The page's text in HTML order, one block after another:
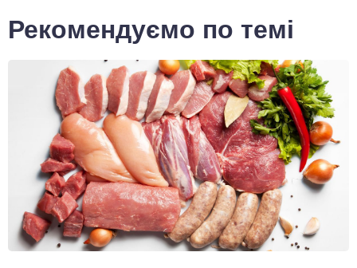
Рекомендуємо по темі